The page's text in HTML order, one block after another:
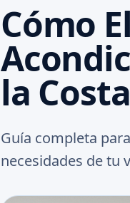
Cómo
la
Guía completa
necesidades de tu